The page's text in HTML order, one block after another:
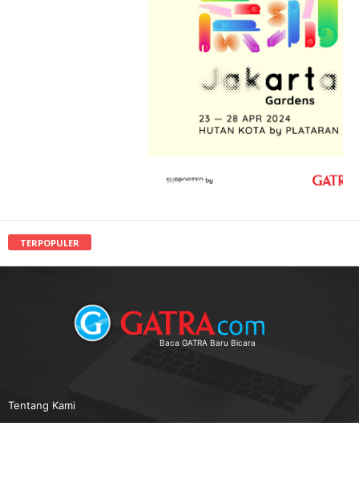
TERPOPULER
Baca GATRA Baru Bicara
Tentang Kami